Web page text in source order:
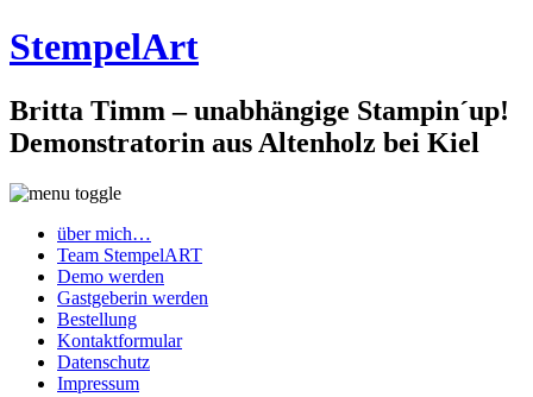
StempelArt
Britta Timm – unabhängige Stampin´up!
Demonstratorin aus Altenholz bei Kiel
über mich…
Team StempelART
Demo werden
Gastgeberin werden
Bestellung
Kontaktformular
Datenschutz
Impressum